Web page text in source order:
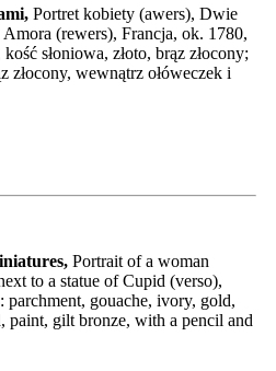
Portret kobiety (awers), Dwie
(rewers), Francja, ok. 1780,
słoniowa, złoto, brąz złocony;
złocony, wewnątrz ołóweczek i
Portrait of a woman
to a statue of Cupid (verso),
parchment, gouache, ivory, gold,
paint, gilt bronze, with a pencil and